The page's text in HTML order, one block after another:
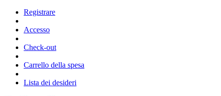
Registrare
Accesso
Check-out
Carrello della spesa
Lista dei desideri